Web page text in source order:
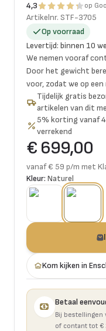
4,3 op
Artikelnr. STF-3705
Op voorraad
Levertijd: binnen 10
We nemen vooraf
Door het gewicht
voor, zodat we op
Tijdelijk gratis
artikelen van dit
5% korting vanaf
verrekend
€ 699,00
vanaf € 59 p/m met
Kleur: Naturel
Kom kijken in
Betaal
Bij
of contant tot €